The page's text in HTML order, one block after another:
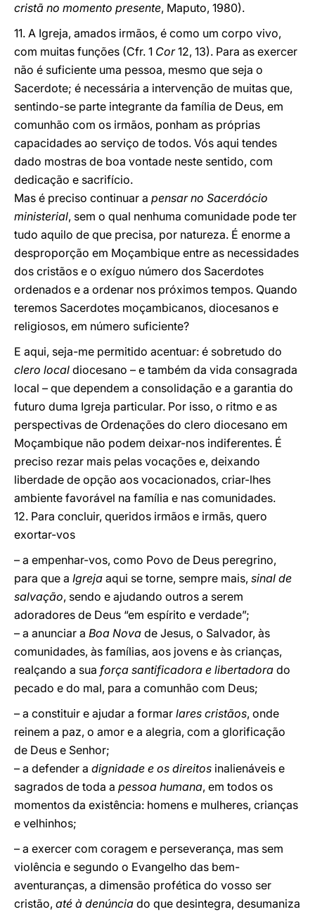
cristã no momento presente, Maputo, 1980).
11. A Igreja, amados irmãos, é como um corpo vivo,
com muitas funções (Cfr. 1 Cor12, 13). Para as exercer
não é suficiente uma pessoa, mesmo que seja o
Sacerdote; é necessária a intervenção de muitas que,
sentindo-se parte integrante da família de Deus, em
comunhão com os irmãos, ponham as próprias
capacidades ao serviço de todos. Vós aqui tendes
dado mostras de boa vontade neste sentido, com
dedicação e sacrifício.
Mas é preciso continuar a pensar no Sacerdócio
ministerial, sem o qual nenhuma comunidade pode ter
tudo aquilo de que precisa, por natureza. É enorme a
desproporção em Moçambique entre as necessidades
dos cristãos e o exíguo número dos Sacerdotes
ordenados e a ordenar nos próximos tempos. Quando
teremos Sacerdotes moçambicanos, diocesanos e
religiosos, em número suficiente?
E aqui, seja-me permitido acentuar: é sobretudo do
clero local diocesano – e também da vida consagrada
local – que dependem a consolidação e a garantia do
futuro duma Igreja particular. Por isso, o ritmo e as
perspectivas de Ordenações do clero diocesano em
Moçambique não podem deixar-nos indiferentes. É
preciso rezar mais pelas vocações e, deixando
liberdade de opção aos vocacionados, criar-lhes
ambiente favorável na família e nas comunidades.
12. Para concluir, queridos irmãos e irmãs, quero
exortar-vos
– a empenhar-vos, como Povo de Deus peregrino,
para que a Igreja aqui se torne, sempre mais, sinal de
salvação, sendo e ajudando outros a serem
adoradores de Deus “em espírito e verdade”;
– a anunciar a Boa Nova de Jesus, o Salvador, às
comunidades, às famílias, aos jovens e às crianças,
realçando a sua força santificadora e libertadora do
pecado e do mal, para a comunhão com Deus;
– a constituir e ajudar a formar lares cristãos, onde
reinem a paz, o amor e a alegria, com a glorificação
de Deus e Senhor;
– a defender a dignidade e os direitos inalienáveis e
sagrados de toda a pessoa humana, em todos os
momentos da existência: homens e mulheres, crianças
e velhinhos;
– a exercer com coragem e perseverança, mas sem
violência e segundo o Evangelho das bem-
aventuranças, a dimensão profética do vosso ser
cristão, até à denúncia do que desintegra, desumaniza